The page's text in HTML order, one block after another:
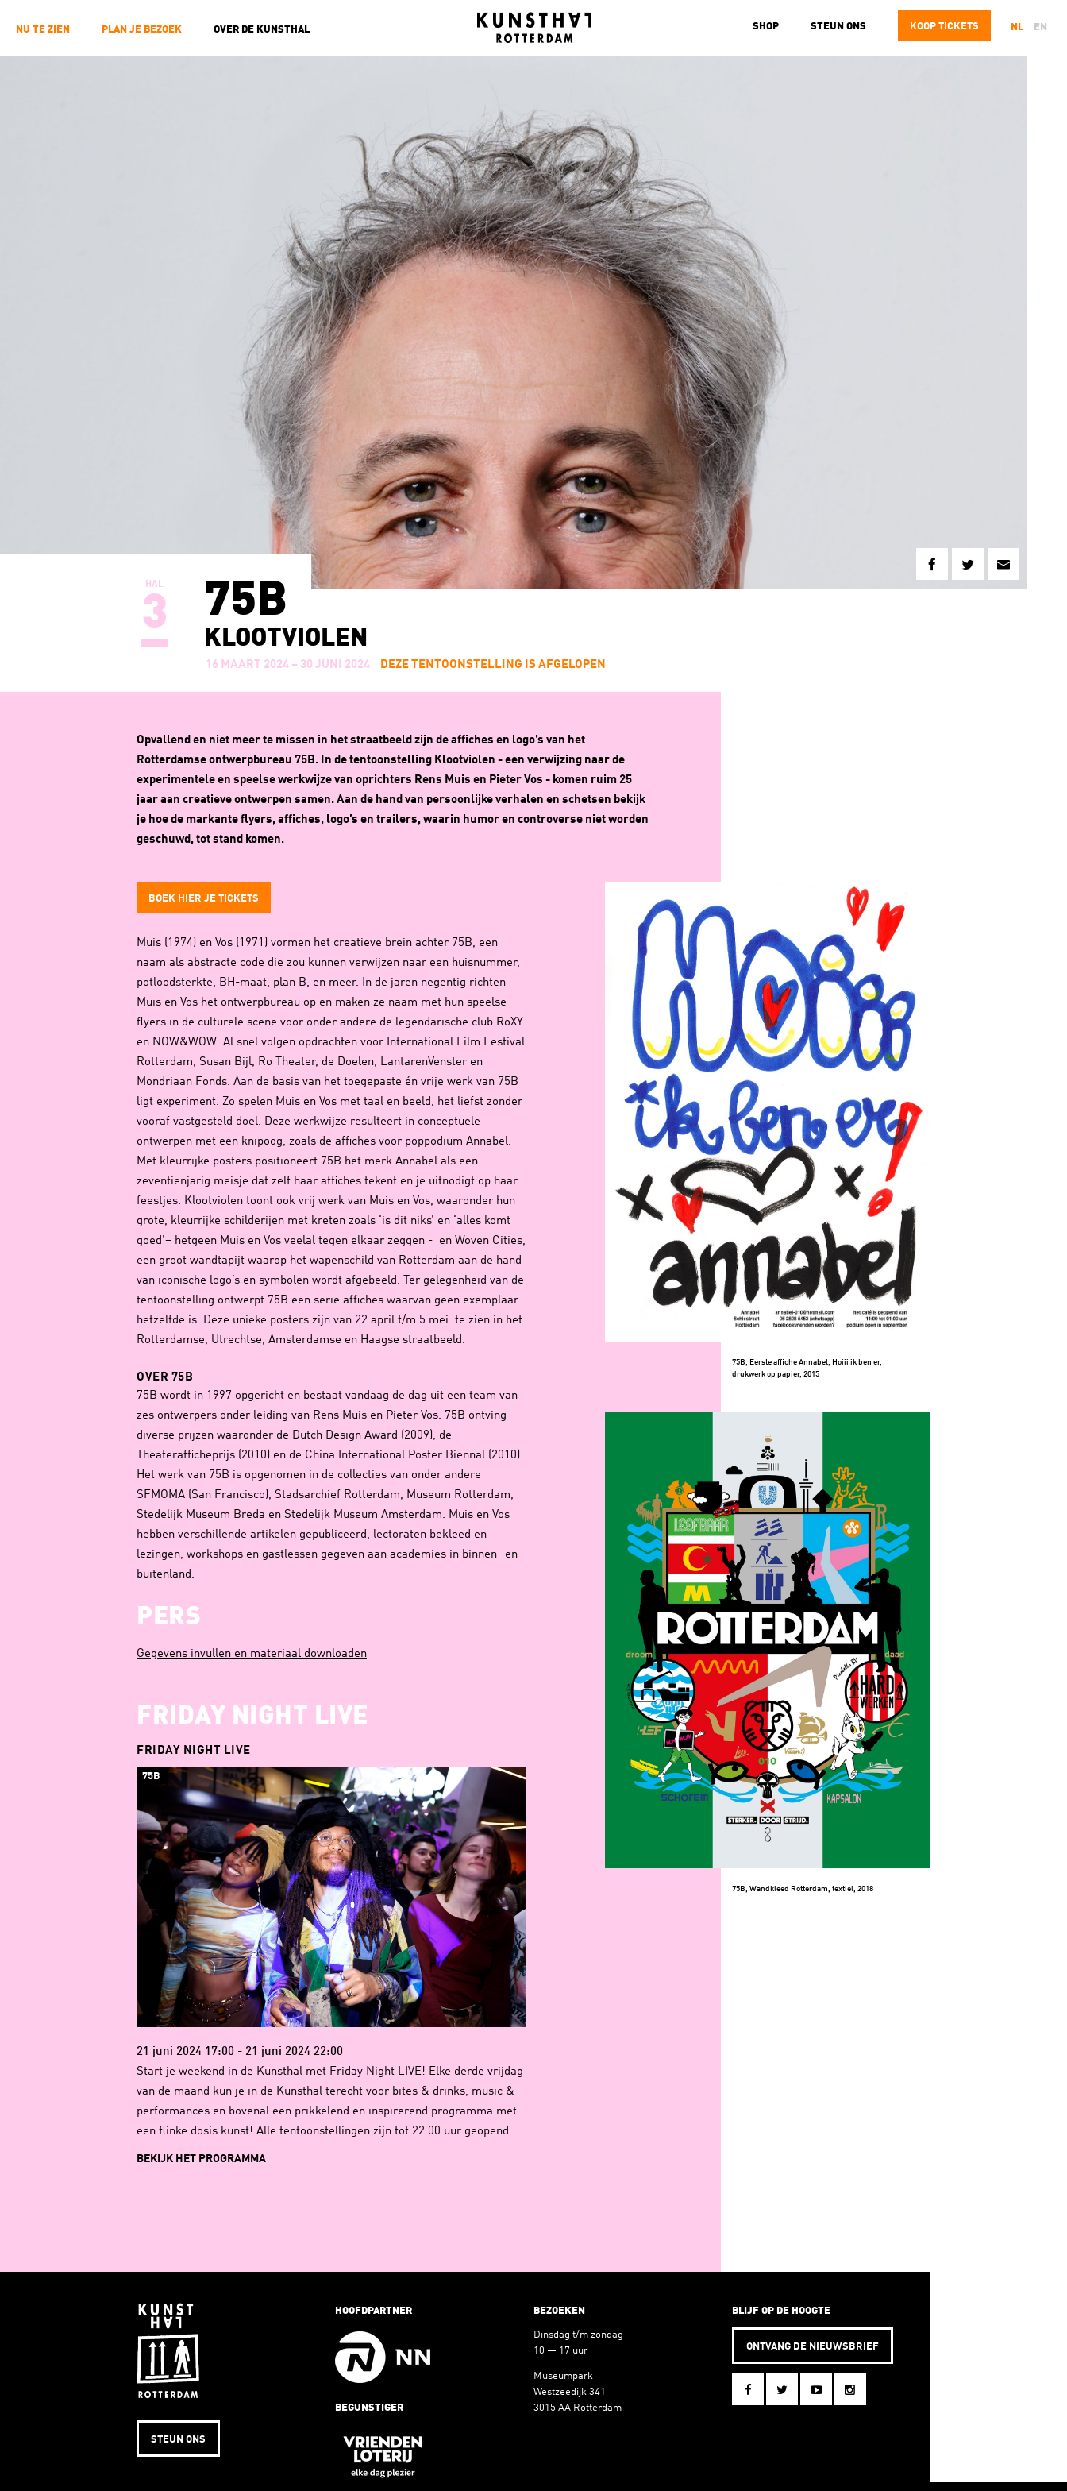
NL EN
KOOP TICKETS
STEUN ONS
SHOP
75B
KLOOTVIOLEN
16 MAART 2024 – 30 JUNI 2024 DEZE TENTOONSTELLING IS AFGELOPEN
HAL
3
Opvallend en niet meer te missen in het straatbeeld zijn de affiches en logo’s van het
Rotterdamse ontwerpbureau 75B. In de tentoonstelling Klootviolen - een verwijzing naar de
experimentele en speelse werkwijze van oprichters Rens Muis en Pieter Vos - komen ruim 25
jaar aan creatieve ontwerpen samen. Aan de hand van persoonlijke verhalen en schetsen bekijk
je hoe de markante flyers, affiches, logo’s en trailers, waarin humor en controverse niet worden
geschuwd, tot stand komen.
BOEK HIER JE TICKETS
Muis (1974) en Vos (1971) vormen het creatieve brein achter 75B, een
naam als abstracte code die zou kunnen verwijzen naar een huisnummer,
potloodsterkte, BH-maat, plan B, en meer. In de jaren negentig richten
Muis en Vos het ontwerpbureau op en maken ze naam met hun speelse
flyers in de culturele scene voor onder andere de legendarische club RoXY
en NOW&WOW. Al snel volgen opdrachten voor International Film Festival
Rotterdam, Susan Bijl, Ro Theater, de Doelen, LantarenVenster en
Mondriaan Fonds. Aan de basis van het toegepaste én vrije werk van 75B
ligt experiment. Zo spelen Muis en Vos met taal en beeld, het liefst zonder
vooraf vastgesteld doel. Deze werkwijze resulteert in conceptuele
ontwerpen met een knipoog, zoals de affiches voor poppodium Annabel.
Met kleurrijke posters positioneert 75B het merk Annabel als een
zeventienjarig meisje dat zelf haar affiches tekent en je uitnodigt op haar
feestjes. Klootviolen toont ook vrij werk van Muis en Vos, waaronder hun
grote, kleurrijke schilderijen met kreten zoals ‘is dit niks’ en ‘alles komt
goed’– hetgeen Muis en Vos veelal tegen elkaar zeggen - en Woven Cities,
een groot wandtapijt waarop het wapenschild van Rotterdam aan de hand
van iconische logo’s en symbolen wordt afgebeeld. Ter gelegenheid van de
tentoonstelling ontwerpt 75B een serie affiches waarvan geen exemplaar
hetzelfde is. Deze unieke posters zijn van 22 april t/m 5 mei te zien in het
Rotterdamse, Utrechtse, Amsterdamse en Haagse straatbeeld.
OVER 75B
75B wordt in 1997 opgericht en bestaat vandaag de dag uit een team van
zes ontwerpers onder leiding van Rens Muis en Pieter Vos. 75B ontving
diverse prijzen waaronder de Dutch Design Award (2009), de
Theaterafficheprijs (2010) en de China International Poster Biennal (2010).
Het werk van 75B is opgenomen in de collecties van onder andere
SFMOMA (San Francisco), Stadsarchief Rotterdam, Museum Rotterdam,
Stedelijk Museum Breda en Stedelijk Museum Amsterdam. Muis en Vos
hebben verschillende artikelen gepubliceerd, lectoraten bekleed en
lezingen, workshops en gastlessen gegeven aan academies in binnen- en
buitenland.
PERS
Gegevens invullen en materiaal downloaden
FRIDAY NIGHT LIVE
FRIDAY NIGHT LIVE
75B
21 juni 2024 17:00 - 21 juni 2024 22:00
Start je weekend in de Kunsthal met Friday Night LIVE! Elke derde vrijdag
van de maand kun je in de Kunsthal terecht voor bites & drinks, music &
performances en bovenal een prikkelend en inspirerend programma met
een flinke dosis kunst! Alle tentoonstellingen zijn tot 22:00 uur geopend.
BEKIJK HET PROGRAMMA
75B, Eerste affiche Annabel, Hoiii ik ben er,
drukwerk op papier, 2015
75B, Wandkleed Rotterdam, textiel, 2018
NU TE ZIEN PLAN JE BEZOEK OVER DE KUNSTHAL
STEUN ONS
HOOFDPARTNER
BEGUNSTIGER
BEZOEKEN
Dinsdag t/m zondag
10 — 17 uur
Museumpark
Westzeedijk 341
3015 AA Rotterdam
BLIJF OP DE HOOGTE
ONTVANG DE NIEUWSBRIEF